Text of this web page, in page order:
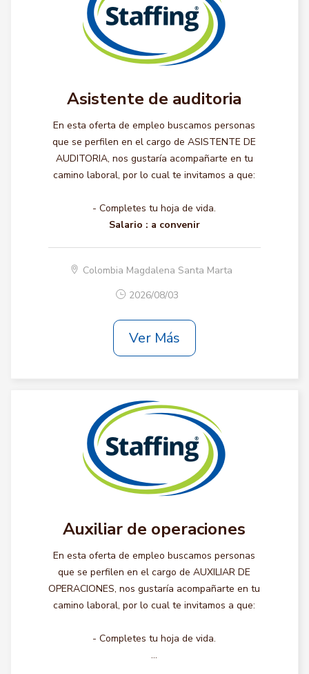
Asistente de auditoria
En esta oferta de empleo buscamos personas
que se perfilen en el cargo de ASISTENTE DE
AUDITORIA, nos gustaría acompañarte en tu
camino laboral, por lo cual te invitamos a que:
- Completes tu hoja de vida.
Salario : a convenir
Colombia Magdalena Santa Marta
2026/08/03
Ver Más
Auxiliar de operaciones
En esta oferta de empleo buscamos personas
que se perfilen en el cargo de AUXILIAR DE
OPERACIONES, nos gustaría acompañarte en tu
camino laboral, por lo cual te invitamos a que:
- Completes tu hoja de vida.
...